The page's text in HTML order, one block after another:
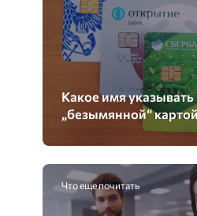
Какое имя
„безымянной“
Что еще почитать